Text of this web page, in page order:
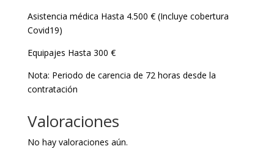
Asistencia médica Hasta 4.500 € (Incluye cobertura
Covid19)
Equipajes Hasta 300 €
Nota: Periodo de carencia de 72 horas desde la
contratación
Valoraciones
No hay valoraciones aún.